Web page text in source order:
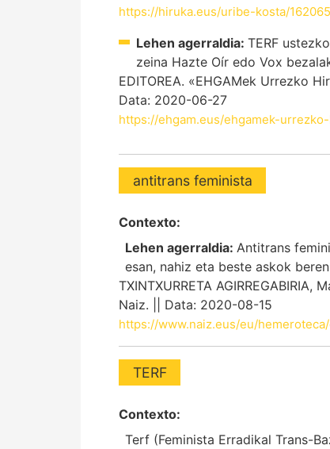
https://hiruka.eus/uribe-kosta/
Lehen agerraldia: TERF
zeina Hazte Oír edo Vox
EDITOREA. «EHGAMek Urrezko
Data: 2020-06-27
https://ehgam.eus/ehgamek-
antitrans feminista
Contexto:
Lehen agerraldia: Antitrans
esan, nahiz eta beste askok
TXINTXURRETA
Naiz. || Data: 2020-08-15
https://www.naiz.eus/eu/
TERF
Contexto:
Terf (Feminista Erradikal Trans-